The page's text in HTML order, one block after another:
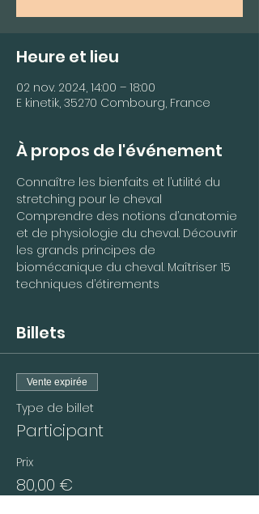
Heure et lieu
02 nov. 2024, 14:00 – 18:00
E kinetik, 35270 Combourg, France
À propos de l'événement
Connaître les bienfaits et l’utilité du
stretching pour le cheval
Comprendre des notions d’anatomie
et de physiologie du cheval. Découvrir
les grands principes de
biomécanique du cheval. Maîtriser 15
techniques d’étirements
Billets
Vente expirée
Type de billet
Participant
Prix
80,00 €